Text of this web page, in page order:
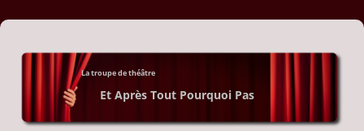
La troupe de théâtre
Et Après Tout Pourquoi Pas